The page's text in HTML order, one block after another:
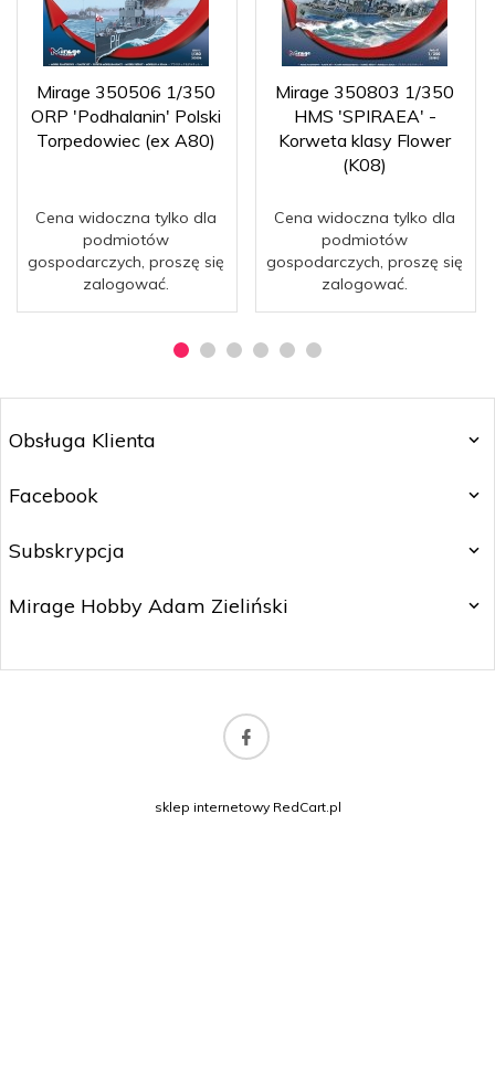
Mirage 350506 1/350
ORP 'Podhalanin' Polski
Torpedowiec (ex A80)
Cena widoczna tylko dla
podmiotów
gospodarczych, proszę się
zalogować.
Mirage 350803 1/350
HMS 'SPIRAEA' -
Korweta klasy Flower
(K08)
Cena widoczna tylko dla
podmiotów
gospodarczych, proszę się
zalogować.
Obsługa Klienta
Facebook
Subskrypcja
Mirage Hobby Adam Zieliński
marketing@mirage-hobby.pl
sklep internetowyRedCart.pl